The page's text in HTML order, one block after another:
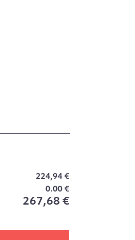
224,94 €
0.00 €
267,68 €